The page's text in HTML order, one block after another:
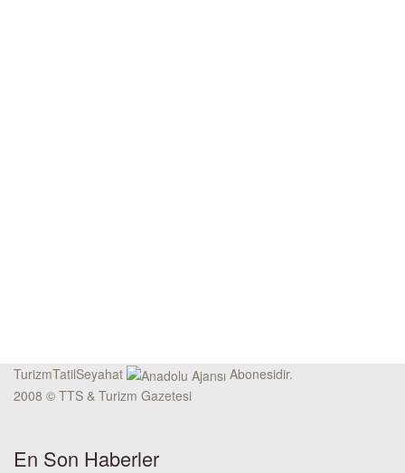
TurizmTatilSeyahat
Abonesidir.
2008 © TTS & Turizm Gazetesi
En Son Haberler